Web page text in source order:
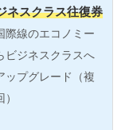
ネスクラス往復券
際線のエコノミー
ビジネスクラスへ
ップグレード（複